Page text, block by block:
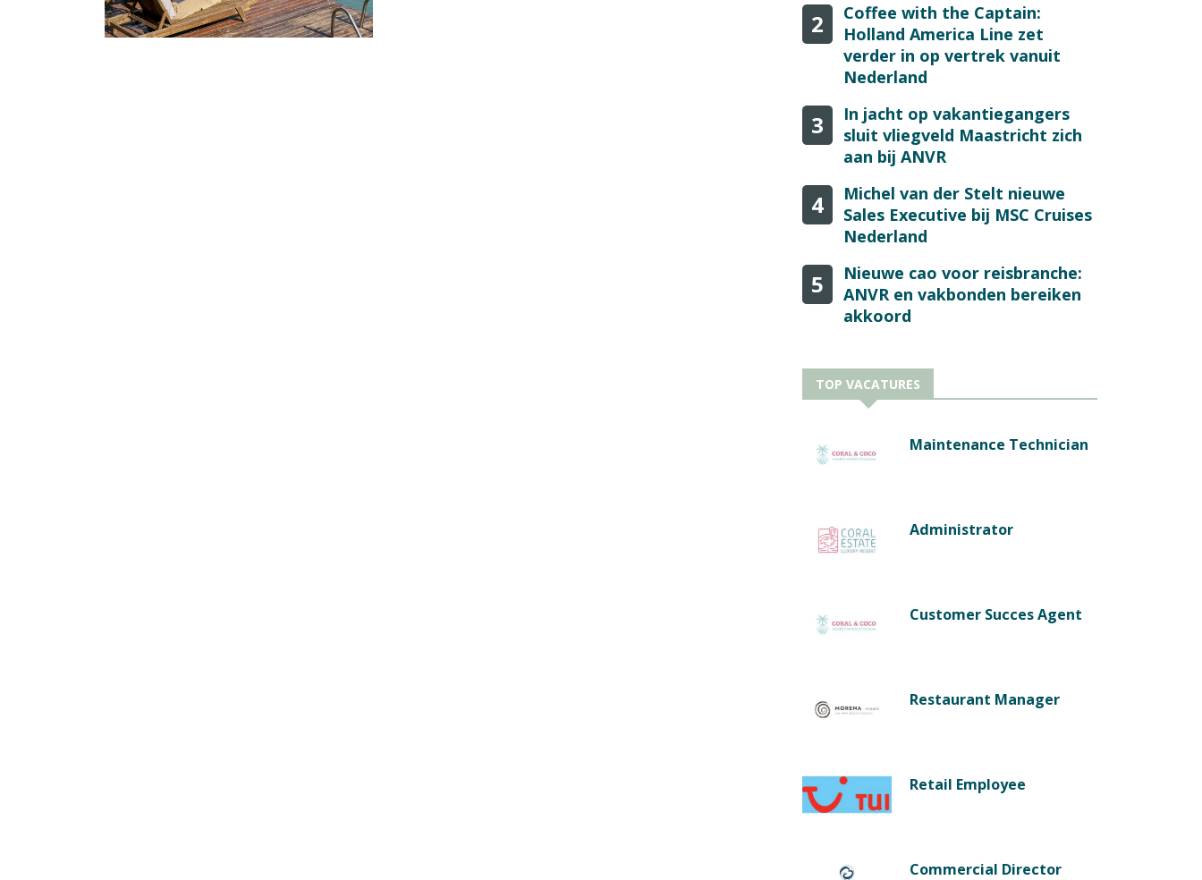
2
Coffee with the Captain:
Holland America Line zet
verder in op vertrek vanuit
Nederland
3
In jacht op vakantiegangers
sluit vliegveld Maastricht zich
aan bij ANVR
4
Michel van der Stelt nieuwe
Sales Executive bij MSC Cruises
Nederland
5
Nieuwe cao voor reisbranche:
ANVR en vakbonden bereiken
akkoord
TOP VACATURES
Maintenance Technician
Administrator
Customer Succes Agent
Restaurant Manager
Retail Employee
Commercial Director